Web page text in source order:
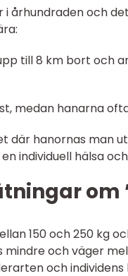
i århundraden och
till 8 km bort och
medan hanarna
där hanornas man
individuell hälsa
om
150 och 250 kg
och väger
och individens